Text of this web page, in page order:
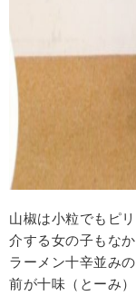
山椒は小粒でもピ
介する女の子もな
ラーメン十辛並み
前が十味（とーみ